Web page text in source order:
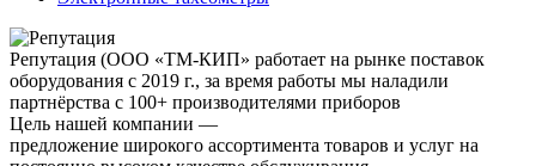
Репутация (ООО «ТМ-КИП» работает на рынке поставок
оборудования с 2019 г., за время работы мы наладили
партнёрства с 100+ производителями приборов
Цель нашей компании —
предложение широкого ассортимента товаров и услуг на